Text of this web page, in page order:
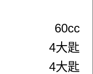
60cc
4大匙
4大匙